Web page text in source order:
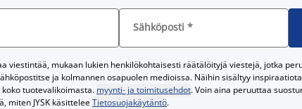
Sähköposti *
viestintää, mukaan lukien henkilökohtaisesti räätälöityjä viestejä, jotka
ja kolmannen osapuolen medioissa. Näihin sisältyy
koko tuotevalikoimasta. myynti- ja toimitusehdot. Voin aina peruuttaa
miten JYSK käsitteleeTietosuojakäytäntö.